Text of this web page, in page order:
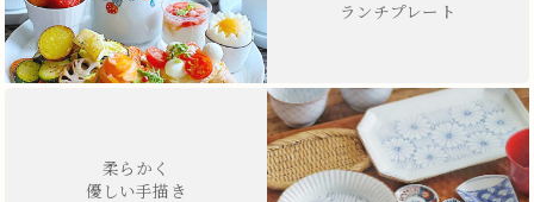
ランチプレート
柔らかく
優しい手描き